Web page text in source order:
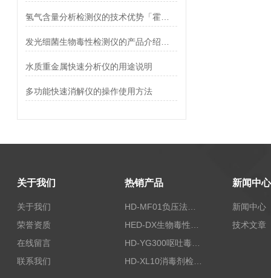
水质重金属快速分析仪的用途说明
多功能快速消解仪的操作使用方法
关于我们
关于我们
荣誉资质
在线留言
联系我们
热销产品
HD-MF01负压法密封性测试仪
新闻中心
新闻中心
技术文章